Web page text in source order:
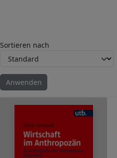
Sortieren nach